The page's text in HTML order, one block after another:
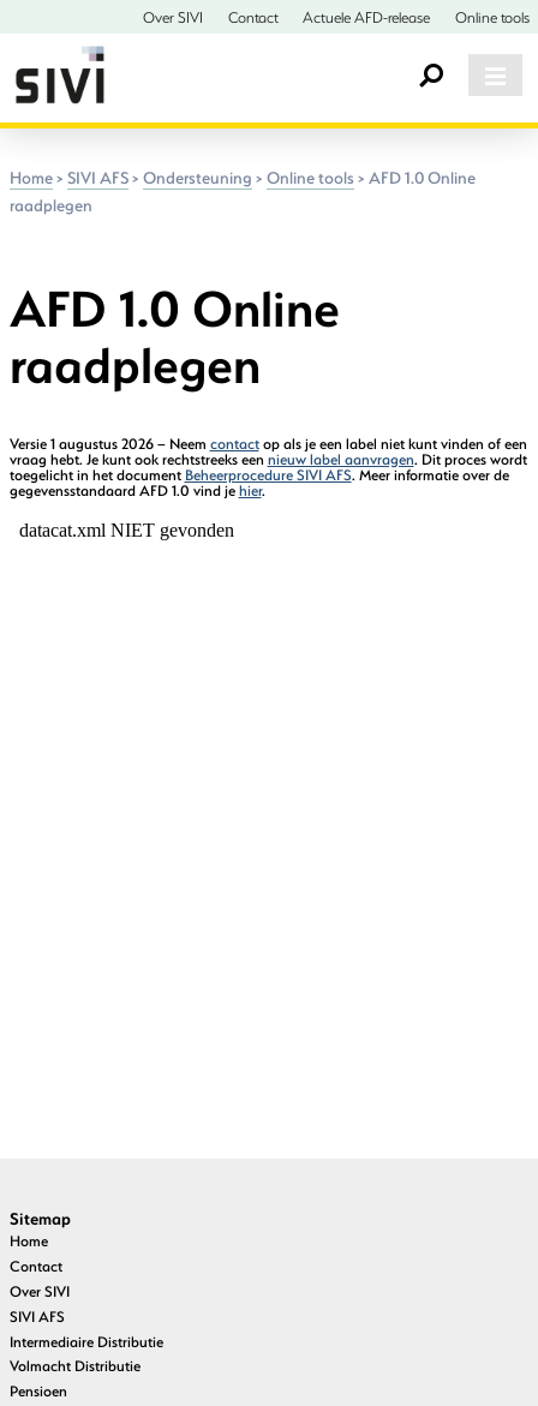
Over SIVI Contact Actuele AFD-release Online tools
Home> SIVI AFS> Ondersteuning > Online tools > AFD 1.0 Online
raadplegen
AFD 1.0 Online
raadplegen
Versie 1 augustus 2026 – Neem contactop als je een label niet kunt vinden of een
vraag hebt. Je kunt ook rechtstreeks een nieuw label aanvragen. Dit proces wordt
toegelicht in het document Beheerprocedure SIVI AFS. Meer informatie over de
gegevensstandaard AFD 1.0 vind jehier.
Sitemap
Home
Contact
Over SIVI
SIVI AFS
Intermediaire Distributie
Volmacht Distributie
Pensioen